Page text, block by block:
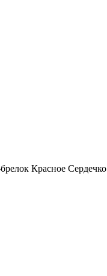
Красное Сердечко